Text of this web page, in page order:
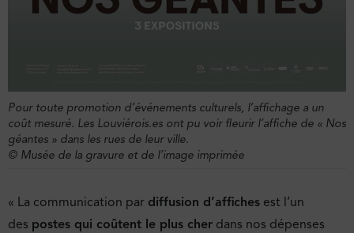
Pour toute promotion d’événements culturels, l’affichage a un
coût mesuré. Les Louviérois.es ont pu voir fleurir l’affiche de « Nos
géantes » dans les rues de leur ville.
© Musée de la gravure et de l’image imprimée
« La communication par diffusion d’affiches est l’un
des postes qui coûtent le plus cher dans nos dépenses